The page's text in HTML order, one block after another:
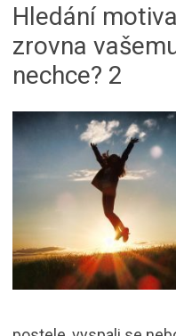
Hledání
zrovna
nechce? 2